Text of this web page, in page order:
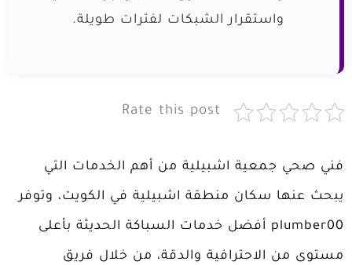
واستقرار الشبكات لفترات طويلة.
Rate this post
فني صحي جمعية اشبيلية من أهم الخدمات التي
يبحث عنها سكان منطقة اشبيلية في الكويت، وتوفر
plumber00 أفضل خدمات السباكة الحديثة بأعلى
مستوى من الاحترافية والدقة، من خلال فريق